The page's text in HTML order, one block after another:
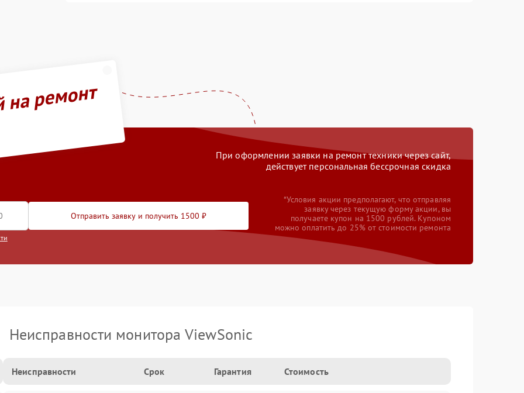
ремонт
При оформлении заявки на ремонт техники через сайт,
действует персональная бессрочная скидка
Отправить заявку и получить 1500 ₽
*Условия акции предполагают, что отправляя
заявку через текущую форму акции, вы
получаете купон на 1500 рублей. Купоном
можно оплатить до 25% от стоимости ремонта
Неисправности монитора ViewSonic
Неисправности Срок Гарантия Стоимость